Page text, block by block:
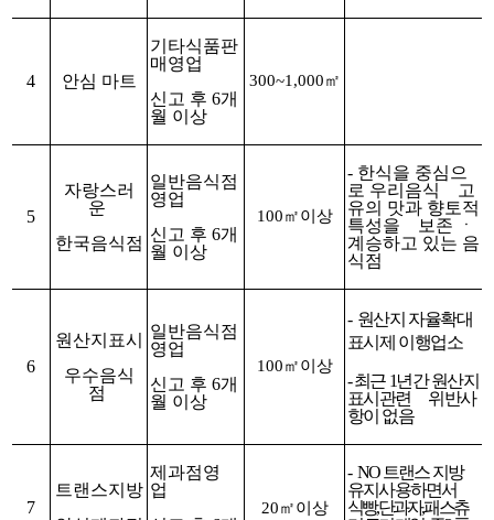
4 안심 마트
기타식품판
매영업
신고 후 6개
월 이상
300~1,000㎡
5
자랑스러
운
한국음식점
일반음식점
영업
신고 후 6개
월 이상
100㎡이상
- 한식을 중심으
로 우리음식 고
유의 맛과 향토적
특성을 보존 ㆍ
계승하고 있는 음
식점
6
원산지표시
우수음식
점
일반음식점
영업
신고 후 6개
월 이상
100㎡이상
- 원산지 자율확대
표시제 이행업소
- 최근 1년간 원산지
표시관련 위반사
항이 없음
7
트랜스지방
제과점영
업
20㎡이상
- NO 트랜스 지방
유지사용하면서
식빵, 단과자, 패스츄